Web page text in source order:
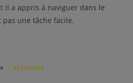
il a appris à naviguer dans le
pas une tâche facile.
RÉPONDRE